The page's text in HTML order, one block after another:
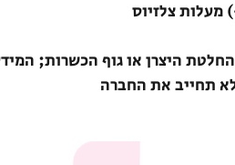
היצרן או גוף הכשרות;
תחייב את החברה